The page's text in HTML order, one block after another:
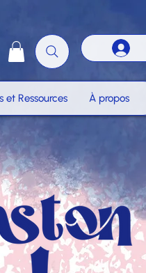
et Ressources À propos